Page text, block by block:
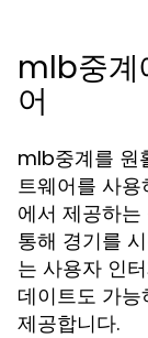
mlb중계
어
mlb중계를 원
트웨어를 사
에서 제공하
통해 경기를
는 사용자 인
데이트도 가
제공합니다.